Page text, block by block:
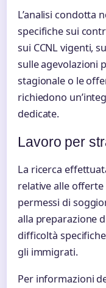
L’analisi condotta
specifiche sui
sui CCNL vigenti,
sulle agevolazioni
stagionale o le
richiedono
dedicate.
Lavoro per
La ricerca
relative alle
permessi di
alla preparazione
difficoltà
gli immigrati.
Per informazioni